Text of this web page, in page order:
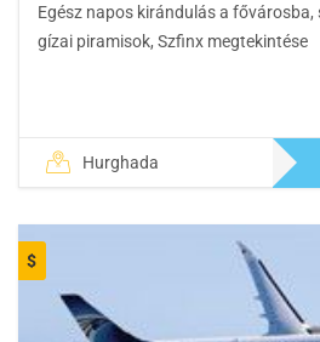
Egész napos kirándulás a
gízai piramisok, Szfinx megtekintése
Hurghada
$